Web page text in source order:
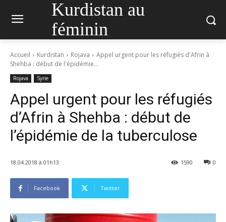
Kurdistan au
féminin
Accueil Kurdistan Rojava
Appel urgent pour les réfugiés d'Afrin à
Shehba : début de l'épidémie...
Rojava Syrie
Appel urgent pour les réfugiés
d’Afrin à Shehba : début de
l’épidémie de la tuberculose
18.04.2018 à 01h13 0
1590
Facebook Twitter